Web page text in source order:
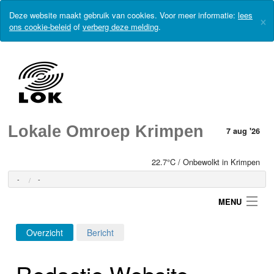
Deze website maakt gebruik van cookies. Voor meer informatie: lees
ons cookie-beleid of verberg deze melding. ×
Lokale Omroep Krimpen 7 aug '26
22.7°C / Onbewolkt in Krimpen
- -
MENU
Login
Overzicht Bericht